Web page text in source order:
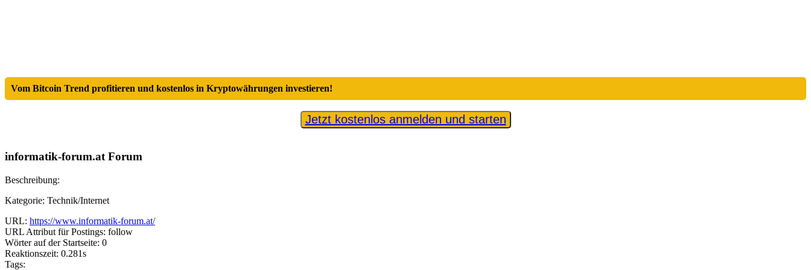
Vom Bitcoin Trend profitieren und kostenlos in Kryptowährungen investieren!
Jetzt kostenlos anmelden und starten
informatik-forum.at Forum
Beschreibung:
Kategorie: Technik/Internet
URL: https://www.informatik-forum.at/
URL Attribut für Postings: follow
Wörter auf der Startseite: 0
Reaktionszeit: 0.281s
Tags: